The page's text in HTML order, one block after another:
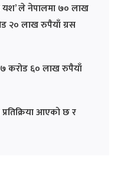
यश’ ले नेपालमा ७० लाख
२० लाख रुपैयाँ ग्रस
७ करोड ६० लाख रुपैयाँ
प्रतिक्रिया आएको छ र